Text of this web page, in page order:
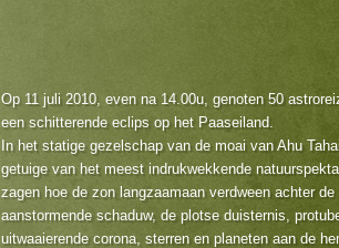
Op 11 juli 2010, even na 14.00u, genoten 50
een schitterende eclips op het Paaseiland.
In het statige gezelschap van de moai van Ahu
getuige van het meest indrukwekkende
zagen hoe de zon langzaamaan verdween achter de
aanstormende schaduw, de plotse duisternis,
uitwaaierende corona, sterren en planeten aan de